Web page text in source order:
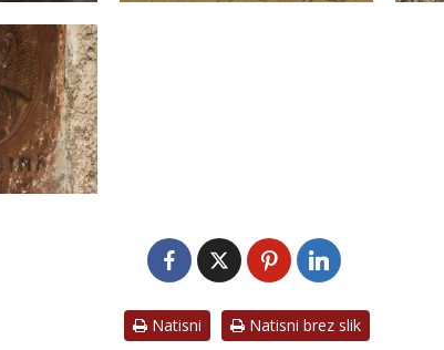
Natisni Natisni brez slik